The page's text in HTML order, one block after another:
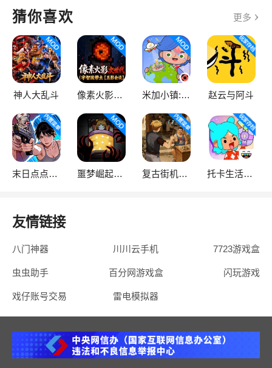
猜你喜欢 更多
神人大乱斗 像素火影次世代 米加小镇:世界 赵云与阿斗
末日点点（辅助菜单） 噩梦崛起：生存 复古街机大亨 托卡生活：世界
友情链接
八门神器 川川云手机 7723游戏盒
虫虫助手 百分网游戏盒 闪玩游戏
戏仔账号交易 雷电模拟器